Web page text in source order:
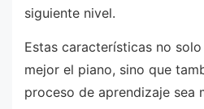
siguiente nivel.
Estas características no
mejor el piano, sino que
proceso de aprendizaje sea